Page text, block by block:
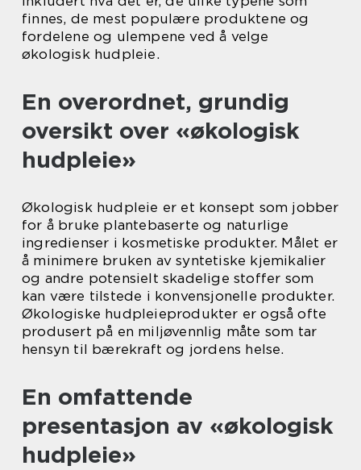
finnes, de mest populære produktene og
fordelene og ulempene ved å velge
økologisk hudpleie.
En overordnet, grundig
oversikt over «økologisk
hudpleie»
Økologisk hudpleie er et konsept som jobber
for å bruke plantebaserte og naturlige
ingredienser i kosmetiske produkter. Målet er
å minimere bruken av syntetiske kjemikalier
og andre potensielt skadelige stoffer som
kan være tilstede i konvensjonelle produkter.
Økologiske hudpleieprodukter er også ofte
produsert på en miljøvennlig måte som tar
hensyn til bærekraft og jordens helse.
En omfattende
presentasjon av «økologisk
hudpleie»